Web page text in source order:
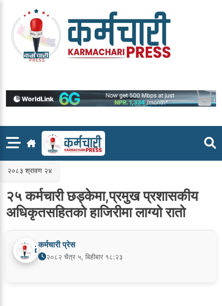
content
२०८३ श्रावण २४
२५ कर्मचारी छड्केमा,प्रमुख प्रशासकीय
अधिकृतसहितको हाजिरीमा लाग्यो रातो
कर्मचारी प्रेस
२०८२ चैत्र ५, बिहीबार १८:२३